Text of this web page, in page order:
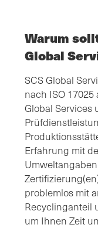
Warum
Global
SCS Global
nach ISO
Global Services
Erfahrung mit
problemlos mit
Recyclinganteil
um Ihnen Zeit